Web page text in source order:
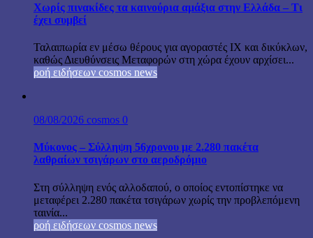
Χωρίς πινακίδες τα καινούρια αμάξια στην Ελλάδα – Τι
έχει συμβεί
Ταλαιπωρία εν μέσω θέρους για αγοραστές ΙΧ και δικύκλων,
καθώς Διευθύνσεις Μεταφορών στη χώρα έχουν αρχίσει...
ροή ειδήσεων cosmos news
08/08/2026 cosmos 0
Μύκονος – Σύλληψη 56χρονου με 2.280 πακέτα
λαθραίων τσιγάρων στο αεροδρόμιο
Στη σύλληψη ενός αλλοδαπού, ο οποίος εντοπίστηκε να
μεταφέρει 2.280 πακέτα τσιγάρων χωρίς την προβλεπόμενη
ταινία...
ροή ειδήσεων cosmos news